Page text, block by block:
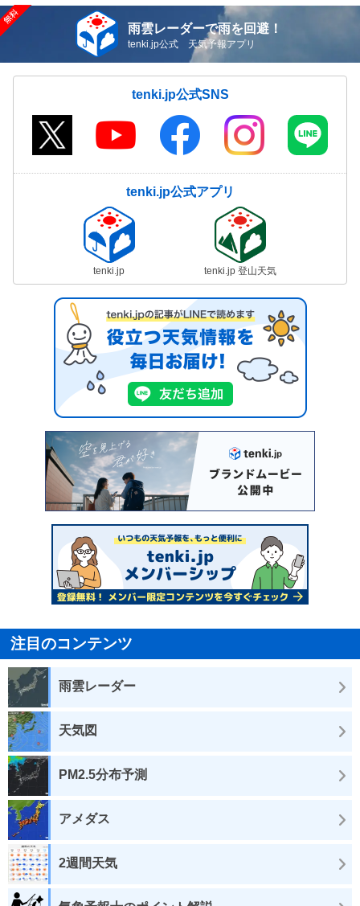
雨雲レーダーで雨を回避！
tenki.jp公式 天気予報アプリ
tenki.jp公式SNS
tenki.jp公式アプリ
tenki.jp tenki.jp 登山天気
注目のコンテンツ
雨雲レーダー
天気図
PM2.5分布予測
アメダス
2週間天気